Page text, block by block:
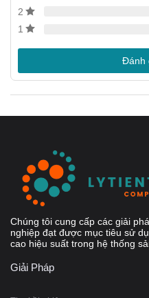
Dễ lắp đặt
Tự làm sạch
Tất cả các bộ phận đều
Không có Ron
Mặt bích kết nối rất chắc
2
1
Đánh
Chúng tôi cung cấp các giải
nghiệp đạt được mục tiêu sử
cao hiệu suất trong hệ thống
Giải Pháp